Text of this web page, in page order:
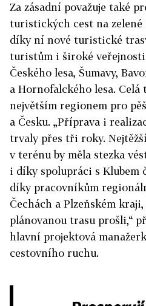
Za zásadní považuje také
turistických cest na zelené
díky ní nové turistické
turistům i široké
Českého lesa, Šumavy,
a Hornofalckého lesa. Celá
největším regionem pro
a Česku. „Příprava i
trvaly přes tři roky.
v terénu by měla stezka
i díky spolupráci s Klubem
díky pracovníkům
Čechách a Plzeňském
plánovanou trasu prošli,“
hlavní projektová
cestovního ruchu.